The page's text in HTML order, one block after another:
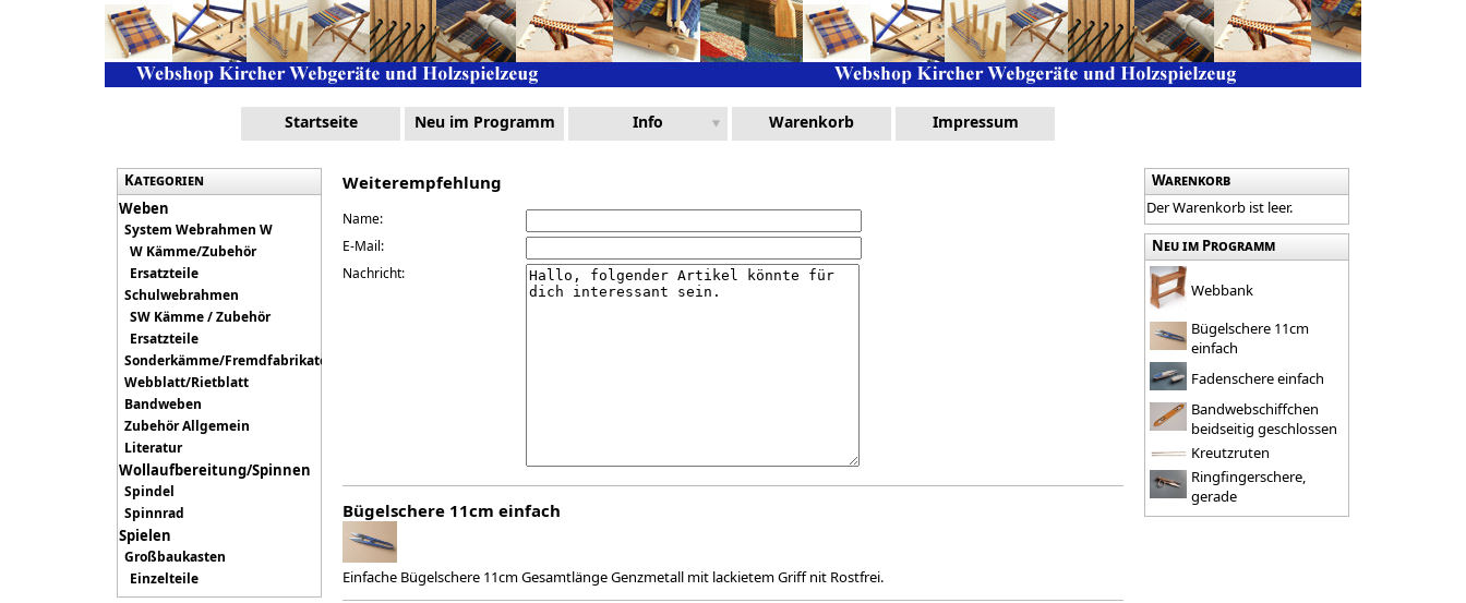
Startseite Neu im Programm Info Warenkorb Impressum
Kategorien
Weben
System Webrahmen W
W Kämme/Zubehör
Ersatzteile
Schulwebrahmen
SW Kämme / Zubehör
Ersatzteile
Sonderkämme/Fremdfabrikate
Webblatt/Rietblatt
Bandweben
Zubehör Allgemein
Literatur
Wollaufbereitung/Spinnen
Spindel
Spinnrad
Spielen
Großbaukasten
Einzelteile
Weiterempfehlung
Name:
E-Mail:
Nachricht:
Bügelschere 11cm einfach
Einfache Bügelschere 11cm Gesamtlänge Genzmetall mit lackietem Griff nit Rostfrei.
Warenkorb
Der Warenkorb ist leer.
Neu im Programm
Webbank
Bügelschere 11cm
einfach
Fadenschere einfach
Bandwebschiffchen
beidseitig geschlossen
Kreutzruten
Ringfingerschere,
gerade